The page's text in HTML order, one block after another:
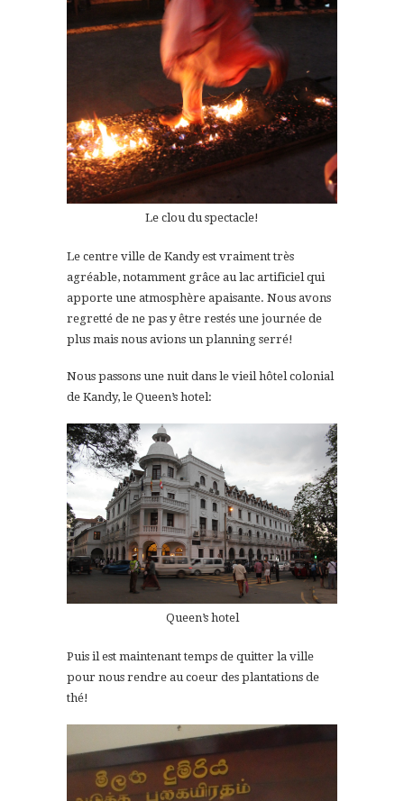
Le clou du spectacle!
Le centre ville de Kandy est vraiment très
agréable, notamment grâce au lac artificiel qui
apporte une atmosphère apaisante. Nous avons
regretté de ne pas y être restés une journée de
plus mais nous avions un planning serré!
Nous passons une nuit dans le vieil hôtel colonial
de Kandy, le Queen’s hotel:
Queen’s hotel
Puis il est maintenant temps de quitter la ville
pour nous rendre au coeur des plantations de
thé!